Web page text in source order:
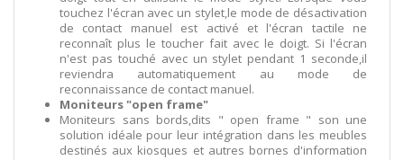
touchez l'écran avec un stylet,le mode de désactivation
de contact manuel est activé et l'écran tactile ne
reconnaît plus le toucher fait avec le doigt. Si l'écran
n'est pas touché avec un stylet pendant 1 seconde,il
reviendra automatiquement au mode de
reconnaissance de contact manuel.
Moniteurs "open frame"
Moniteurs sans bords,dits " open frame " son une
solution idéale pour leur intégration dans les meubles
destinés aux kiosques et autres bornes d'information